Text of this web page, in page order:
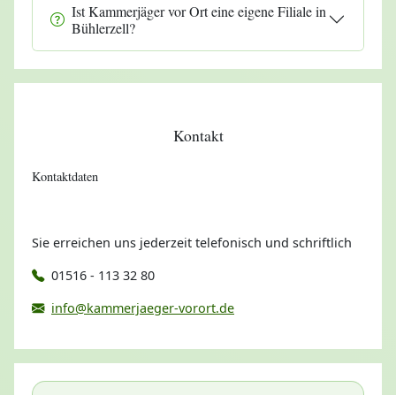
Ist Kammerjäger vor Ort eine eigene Filiale in
Bühlerzell?
Kontakt
Kontaktdaten
Sie erreichen uns jederzeit telefonisch und schriftlich
01516 - 113 32 80
info@kammerjaeger-vorort.de